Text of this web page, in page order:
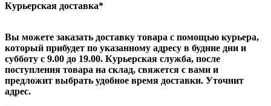
Курьерская доставка*
Вы можете заказать доставку товара с помощью курьера,
который прибудет по указанному адресу в будние дни и
субботу с 9.00 до 19.00. Курьерская служба, после
поступления товара на склад, свяжется с вами и
предложит выбрать удобное время доставки. Уточнит
адрес.